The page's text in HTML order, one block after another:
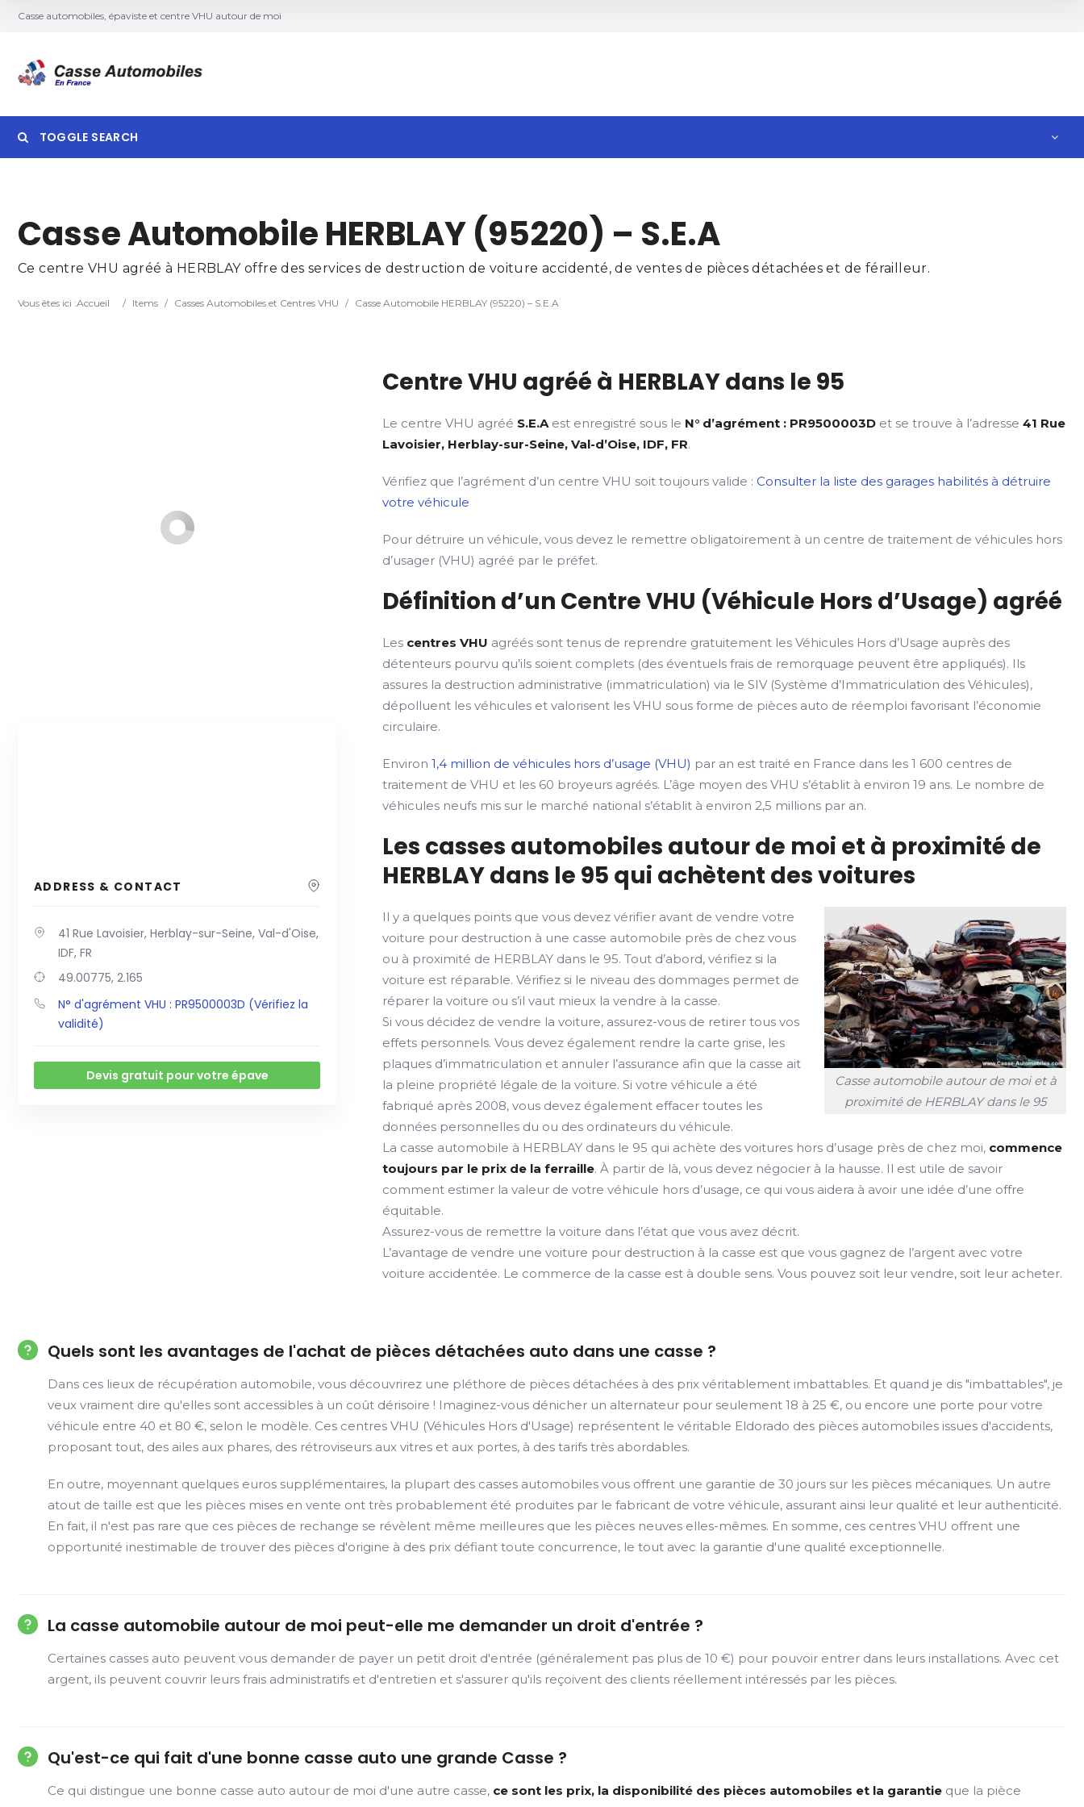
Casse automobiles, épaviste et centre VHU autour de moi
TOGGLE SEARCH
Search
Casse Automobile HERBLAY (95220) – S.E.A
Ce centre VHU agréé à HERBLAY offre des services de destruction de voiture accidenté, de ventes de pièces détachées et de férailleur.
Vous êtes ici :Accueil / Items / Casses Automobiles et Centres VHU / Casse Automobile HERBLAY (95220) – S.E.A
ADDRESS & CONTACT
41 Rue Lavoisier, Herblay-sur-Seine, Val-d'Oise,
IDF, FR
49.00775, 2.165
N° d'agrément VHU : PR9500003D (Vérifiez la
validité)
Devis gratuit pour votre épave
Centre VHU agréé à HERBLAY dans le 95
Le centre VHU agréé S.E.Aest enregistré sous le N° d’agrément : PR9500003D et se trouve à l’adresse41 Rue
Lavoisier, Herblay-sur-Seine, Val-d’Oise, IDF, FR.
Vérifiez que l’agrément d’un centre VHU soit toujours valide : Consulter la liste des garages habilités à détruire
votre véhicule
Pour détruire un véhicule, vous devez le remettre obligatoirement à un centre de traitement de véhicules hors
d’usager (VHU) agréé par le préfet.
Définition d’un Centre VHU (Véhicule Hors d’Usage) agréé
Les centres VHU agréés sont tenus de reprendre gratuitement les Véhicules Hors d’Usage auprès des
détenteurs pourvu qu’ils soient complets (des éventuels frais de remorquage peuvent être appliqués). Ils
assures la destruction administrative (immatriculation) via le SIV (Système d’Immatriculation des Véhicules),
dépolluent les véhicules et valorisent les VHU sous forme de pièces auto de réemploi favorisant l’économie
circulaire.
Environ1,4 million de véhicules hors d’usage (VHU) par an est traité en France dans les 1 600 centres de
traitement de VHU et les 60 broyeurs agréés. L’âge moyen des VHU s’établit à environ 19 ans. Le nombre de
véhicules neufs mis sur le marché national s’établit à environ 2,5 millions par an.
Les casses automobiles autour de moi et à proximité de
HERBLAY dans le 95 qui achètent des voitures
Casse automobile autour de moi et à
proximité de HERBLAY dans le 95
Il y a quelques points que vous devez vérifier avant de vendre votre
voiture pour destruction à une casse automobile près de chez vous
ou à proximité de HERBLAY dans le 95. Tout d’abord, vérifiez si la
voiture est réparable. Vérifiez si le niveau des dommages permet de
réparer la voiture ou s’il vaut mieux la vendre à la casse.
Si vous décidez de vendre la voiture, assurez-vous de retirer tous vos
effets personnels. Vous devez également rendre la carte grise, les
plaques d’immatriculation et annuler l’assurance afin que la casse ait
la pleine propriété légale de la voiture. Si votre véhicule a été
fabriqué après 2008, vous devez également effacer toutes les
données personnelles du ou des ordinateurs du véhicule.
La casse automobile à HERBLAY dans le 95 qui achète des voitures hors d’usage près de chez moi, commence
toujours par le prix de la ferraille. À partir de là, vous devez négocier à la hausse. Il est utile de savoir
comment estimer la valeur de votre véhicule hors d’usage, ce qui vous aidera à avoir une idée d’une offre
équitable.
Assurez-vous de remettre la voiture dans l’état que vous avez décrit.
L’avantage de vendre une voiture pour destruction à la casse est que vous gagnez de l’argent avec votre
voiture accidentée. Le commerce de la casse est à double sens. Vous pouvez soit leur vendre, soit leur acheter.
Quels sont les avantages de l'achat de pièces détachées auto dans une casse ?
Dans ces lieux de récupération automobile, vous découvrirez une pléthore de pièces détachées à des prix véritablement imbattables. Et quand je dis "imbattables", je
veux vraiment dire qu'elles sont accessibles à un coût dérisoire ! Imaginez-vous dénicher un alternateur pour seulement 18 à 25 €, ou encore une porte pour votre
véhicule entre 40 et 80 €, selon le modèle. Ces centres VHU (Véhicules Hors d'Usage) représentent le véritable Eldorado des pièces automobiles issues d'accidents,
proposant tout, des ailes aux phares, des rétroviseurs aux vitres et aux portes, à des tarifs très abordables.
En outre, moyennant quelques euros supplémentaires, la plupart des casses automobiles vous offrent une garantie de 30 jours sur les pièces mécaniques. Un autre
atout de taille est que les pièces mises en vente ont très probablement été produites par le fabricant de votre véhicule, assurant ainsi leur qualité et leur authenticité.
En fait, il n'est pas rare que ces pièces de rechange se révèlent même meilleures que les pièces neuves elles-mêmes. En somme, ces centres VHU offrent une
opportunité inestimable de trouver des pièces d'origine à des prix défiant toute concurrence, le tout avec la garantie d'une qualité exceptionnelle.
La casse automobile autour de moi peut-elle me demander un droit d'entrée ?
Certaines casses auto peuvent vous demander de payer un petit droit d'entrée (généralement pas plus de 10 €) pour pouvoir entrer dans leurs installations. Avec cet
argent, ils peuvent couvrir leurs frais administratifs et d'entretien et s'assurer qu'ils reçoivent des clients réellement intéressés par les pièces.
Qu'est-ce qui fait d'une bonne casse auto une grande Casse ?
Ce qui distingue une bonne casse auto autour de moi d'une autre casse, ce sont les prix, la disponibilité des pièces automobiles et la garantie que la pièce